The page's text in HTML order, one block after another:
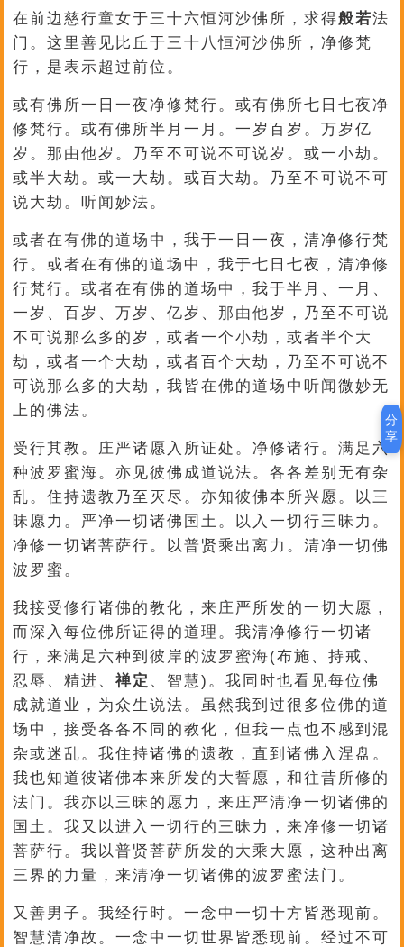
在前边慈行童女于三十六恒河沙佛所，求得般若法
门。这里善见比丘于三十八恒河沙佛所，净修梵
行，是表示超过前位。
或有佛所一日一夜净修梵行。或有佛所七日七夜净
修梵行。或有佛所半月一月。一岁百岁。万岁亿
岁。那由他岁。乃至不可说不可说岁。或一小劫。
或半大劫。或一大劫。或百大劫。乃至不可说不可
说大劫。听闻妙法。
或者在有佛的道场中，我于一日一夜，清净修行梵
行。或者在有佛的道场中，我于七日七夜，清净修
行梵行。或者在有佛的道场中，我于半月、一月、
一岁、百岁、万岁、亿岁、那由他岁，乃至不可说
不可说那么多的岁，或者一个小劫，或者半个大
劫，或者一个大劫，或者百个大劫，乃至不可说不
可说那么多的大劫，我皆在佛的道场中听闻微妙无
上的佛法。
受行其教。庄严诸愿入所证处。净修诸行。满足六
种波罗蜜海。亦见彼佛成道说法。各各差别无有杂
乱。住持遗教乃至灭尽。亦知彼佛本所兴愿。以三
昧愿力。严净一切诸佛国土。以入一切行三昧力。
净修一切诸菩萨行。以普贤乘出离力。清净一切佛
波罗蜜。
我接受修行诸佛的教化，来庄严所发的一切大愿，
而深入每位佛所证得的道理。我清净修行一切诸
行，来满足六种到彼岸的波罗蜜海(布施、持戒、
忍辱、精进、禅定 、智慧)。我同时也看见每位佛
成就道业，为众生说法。虽然我到过很多位佛的道
场中，接受各各不同的教化，但我一点也不感到混
杂或迷乱。我住持诸佛的遗教，直到诸佛入涅盘。
我也知道彼诸佛本来所发的大誓愿，和往昔所修的
法门。我亦以三昧的愿力，来庄严清净一切诸佛的
国土。我又以进入一切行的三昧力，来净修一切诸
菩萨行。我以普贤菩萨所发的大乘大愿，这种出离
三界的力量，来清净一切诸佛的波罗蜜法门。
又善男子。我经行时。一念中一切十方皆悉现前。
智慧清净故。一念中一切世界皆悉现前。经过不可
分
享